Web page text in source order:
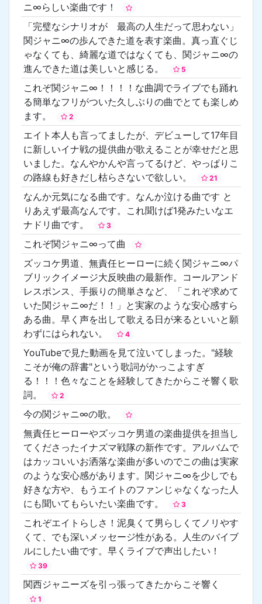
ニ∞らしい楽曲です！
「完璧なシナリオが 最高の人生だって思わない」
関ジャニ∞の歩んできた道を表す楽曲。真っ直ぐじ
ゃなくても、綺麗な道ではなくても、関ジャニ∞の
進んできた道は美しいと感じる。
5
これぞ関ジャニ∞！！！！な曲調でライブでも踊れ
る簡単なフリがついた久しぶりの曲でとても楽しめ
ます。
2
エイト本人も言ってましたが、デビューして17年目
に新しいイナ戦の提供曲が歌えることが幸せだと思
いました。なんやかんや言ってるけど、やっぱりこ
の路線も好きだし枯らさないで欲しい。
21
なんか元気になる曲です。なんか泣ける曲です と
りあえず最高なんです。これ聞けば1発みたいなエ
ナドリ曲です。
3
これぞ関ジャニ∞って曲
ズッコケ男道、無責任ヒーローに続く関ジャニ∞パ
ブリックイメージ大反映曲の最新作。コールアンド
レスポンス、手振りの簡単さなど、「これぞ求めて
いた関ジャニ∞だ！！」と実家のような安心感すら
ある曲。早く声を出して歌える日が来るといいと願
わずにはられない。
4
YouTubeで見た動画を見て泣いてしまった。"経験
こそが俺の辞書"という歌詞がかっこよすぎ
る！！！色々なことを経験してきたからこそ響く歌
詞。
2
今の関ジャニ∞の歌。
無責任ヒーローやズッコケ男道の楽曲提供を担当し
てくださったイナズマ戦隊の新作です。アルバムで
はカッコいいお洒落な楽曲が多いのでこの曲は実家
のような安心感があります。関ジャニ∞を少しでも
好きな方や、もうエイトのファンじゃなくなった人
にも聞いてもらいたい楽曲です。
3
これぞエイトらしさ！泥臭くて男らしくてノリやす
くて、でも深いメッセージ性がある。人生のバイブ
ルにしたい曲です。早くライブで声出したい！
39
関西ジャニーズを引っ張ってきたからこそ響く
1